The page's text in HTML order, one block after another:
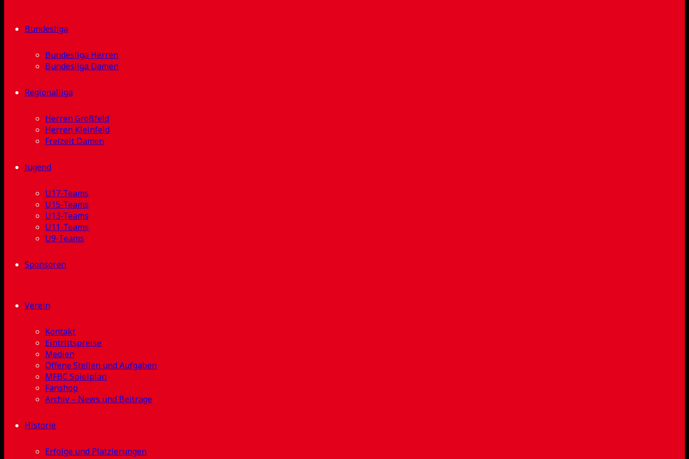
Bundesliga
Bundesliga Herren
Bundesliga Damen
Regionalliga
Herren Großfeld
Herren Kleinfeld
Freizeit Damen
Jugend
U17-Teams
U15-Teams
U13-Teams
U11-Teams
U9-Teams
Sponsoren
Verein
Kontakt
Eintrittspreise
Medien
Offene Stellen und Aufgaben
MFBC Spielplan
Fanshop
Archiv – News und Beiträge
Historie
Erfolge und Platzierungen